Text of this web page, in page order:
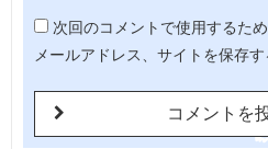
次回のコメントで使用するた
メールアドレス、サイトを保存す